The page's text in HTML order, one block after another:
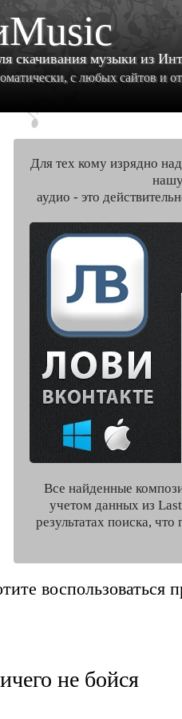
скачивания музыки из
с любых сайтов и
Для тех кому изрядно
аудио - это
Все найденные
учетом данных из
результатах поиска,
воспользоваться
не бойся